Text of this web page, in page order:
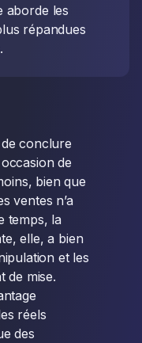
aborde les
répandues
conclure
de
bien que
ventes n’a
temps, la
elle, a bien
et les
de mise.
réels
des